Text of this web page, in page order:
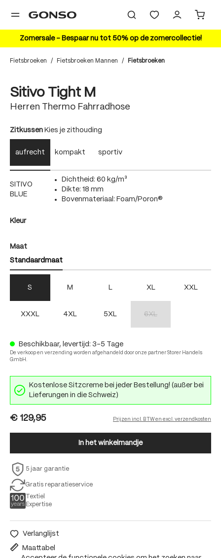
Zomersale – Bespaar nu tot 50% op de zomercollectie!
Fietsbroeken / Fietsbroeken Mannen / Fietsbroeken
Sitivo Tight M
Herren Thermo Fahrradhose
Zitkussenauswählen
Kies je zithouding
aufrecht kompakt sportiv
SITIVO
BLUE
Dichtheid: 60 kg/m³
Dikte: 18 mm
Bovenmateriaal: Foam/Poron®
Kleurauswählen
Maatauswählen
Standaardmaat
S M L XL XXL
XXXL 4XL 5XL 6XL
Beschikbaar, levertijd: 3-5 Tage
De verkoop en verzending worden afgehandeld door onze partner Storer Handels
GmbH.
Kostenlose Sitzcreme bei jeder Bestellung! (außer bei
Lieferungen in die Schweiz)
€ 129,95 Prijzen incl. BTW en excl. verzendkosten
In het winkelmandje
5 jaar garantie
Gratis reparatieservice
Textiel
Expertise
Verlanglijst
Maattabel